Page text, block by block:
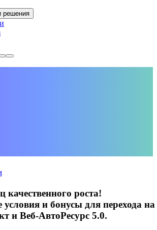
решения
роста!
и бонусы для перехода на
и Веб-АвтоРесурс 5.0.